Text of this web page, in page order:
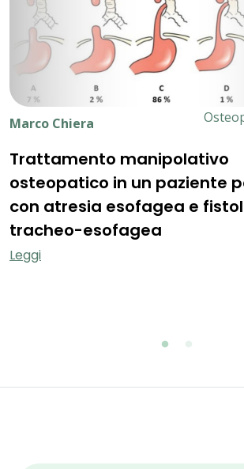
Marco Chiera
Trattamento manipolativo
osteopatico in un paziente
con atresia esofagea e
tracheo-esofagea
Leggi